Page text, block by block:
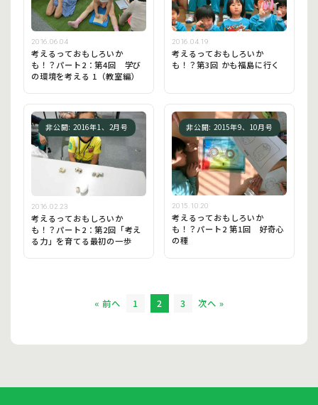
2016.06.04
考えるっておもしろいか
も！？パート2：第4回 学び
の環境を考える 1（教室編）
2016.04.19
考えるっておもしろいか
も！？第3回 かも福島に行く
非公開: 2016年1、2月号
2016.02.23
考えるっておもしろいか
も！？パート2：第2回「考え
る力」を育てる最初の一歩
非公開: 2015年9、10月号
2015.10.20
考えるっておもしろいか
も！？パート2 第1回 好奇心
の種
« 前へ 1 2 3 次へ »